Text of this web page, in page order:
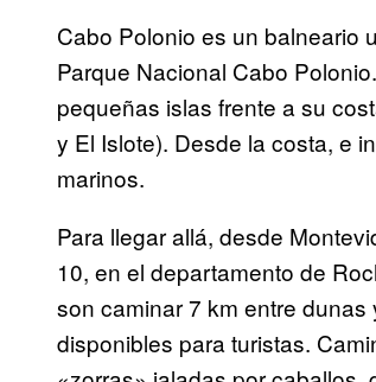
Cabo Polonio es un balneario
Parque Nacional Cabo
pequeñas islas frente a su
y El Islote). Desde la costa, e
marinos.
Para llegar allá, desde
10, en el departamento de
son caminar 7 km entre
disponibles para turistas.